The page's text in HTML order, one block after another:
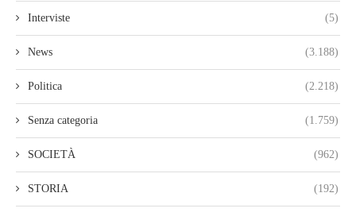
Interviste (5)
News (3.188)
Politica (2.218)
Senza categoria (1.759)
SOCIETÀ (962)
STORIA (192)